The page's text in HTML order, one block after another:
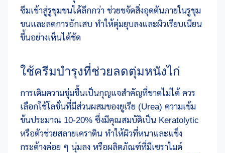
ซึมเข้าสู่รูขุมขนได้ลึกกว่า ช่วยขจัดสิ่งอุดตันภายในรูขุม
ขนและลดการอักเสบ ทำให้ตุ่มยุบลงและผิวเรียบเนียน
ขึ้นอย่างเห็นได้ชัด
ใช้ครีมบำรุงที่ช่วยลดตุ่มหนังไก่
การเติมความชุ่มชื้นเป็นกุญแจสำคัญที่ขาดไม่ได้ ควร
เลือกใช้โลชั่นที่มีส่วนผสมของยูเรีย (Urea) ความเข้ม
ข้นประมาณ 10-20% ซึ่งมีคุณสมบัติเป็น Keratolytic
หรือตัวช่วยสลายเคราติน ทำให้ผิวที่หนาและแข็ง
กระด้างค่อย ๆ นุ่มลง หรือผลิตภัณฑ์ที่มีเซราไมด์